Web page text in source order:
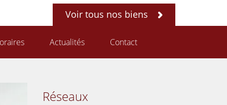
Voir tous nos biens
Actualités Contact
Réseaux